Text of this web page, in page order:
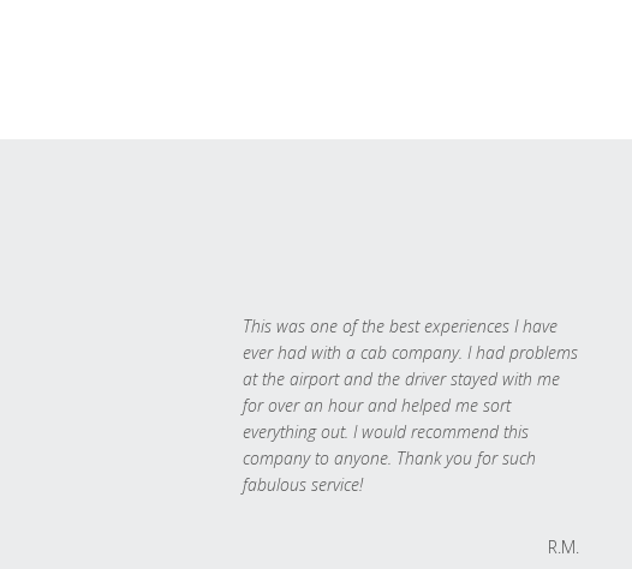
This was one of the best experiences I have
ever had with a cab company. I had problems
at the airport and the driver stayed with me
for over an hour and helped me sort
everything out. I would recommend this
company to anyone. Thank you for such
fabulous service!
R.M.